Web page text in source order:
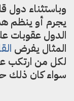
وباستثناء دول
يجرم أو ينظم
الدول عقوبات
المثال يفرض
لكل من ارتكب
سواء كان ذلك